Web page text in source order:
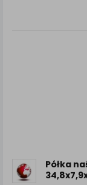
Półka
Klauzula
Lista